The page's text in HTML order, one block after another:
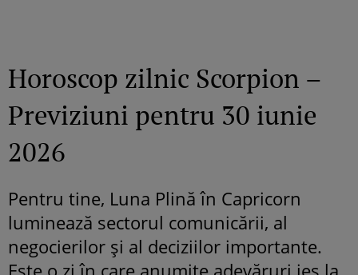
Horoscop zilnic Scorpion –
Previziuni pentru 30 iunie
2026
Pentru tine, Luna Plină în Capricorn
luminează sectorul comunicării, al
negocierilor și al deciziilor importante.